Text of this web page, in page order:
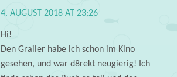
4. AUGUST 2018 AT 23:26
Hi!
Den Grailer habe ich schon im Kino
gesehen, und war d8rekt neugierig! Ich